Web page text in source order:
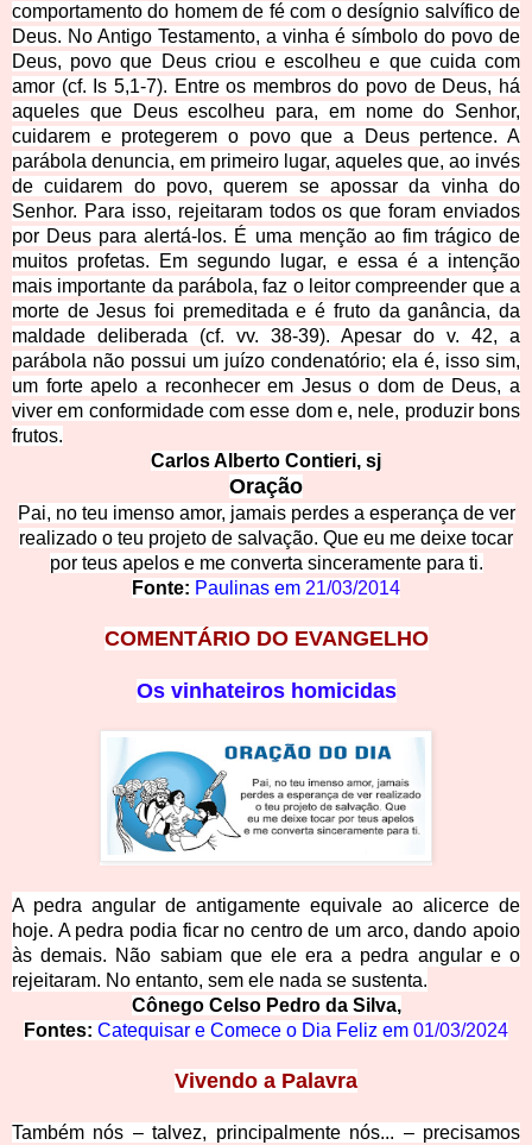
comportamento do homem de fé com o desígnio salvífico de
Deus. No Antigo Testamento, a vinha é símbolo do povo de
Deus, povo que Deus criou e escolheu e que cuida com
amor (cf. Is 5,1-7). Entre os membros do povo de Deus, há
aqueles que Deus escolheu para, em nome do Senhor,
cuidarem e protegerem o povo que a Deus pertence. A
parábola denuncia, em primeiro lugar, aqueles que, ao invés
de cuidarem do povo, querem se apossar da vinha do
Senhor. Para isso, rejeitaram todos os que foram enviados
por Deus para alertá-los. É uma menção ao fim trágico de
muitos profetas. Em segundo lugar, e essa é a intenção
mais importante da parábola, faz o leitor compreender que a
morte de Jesus foi premeditada e é fruto da ganância, da
maldade deliberada (cf. vv. 38-39). Apesar do v. 42, a
parábola não possui um juízo condenatório; ela é, isso sim,
um forte apelo a reconhecer em Jesus o dom de Deus, a
viver em conformidade com esse dom e, nele, produzir bons
frutos.
Carlos Alberto Contieri, sj
Oração
Pai, no teu imenso amor, jamais perdes a esperança de ver
realizado o teu projeto de salvação. Que eu me deixe tocar
por teus apelos e me converta sinceramente para ti.
Fonte: Paulinas em 21/03/2014
COMENTÁRIO DO EVANGELHO
Os vinhateiros homicidas
A pedra angular de antigamente equivale ao alicerce de
hoje. A pedra podia ficar no centro de um arco, dando apoio
às demais. Não sabiam que ele era a pedra angular e o
rejeitaram. No entanto, sem ele nada se sustenta.
Cônego Celso Pedro da Silva,
Fontes: Catequisar e Comece o Dia Feliz em 01/03/2024
Vivendo a Palavra
Também nós – talvez, principalmente nós... – precisamos